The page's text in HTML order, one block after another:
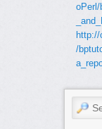
http://
/
Search